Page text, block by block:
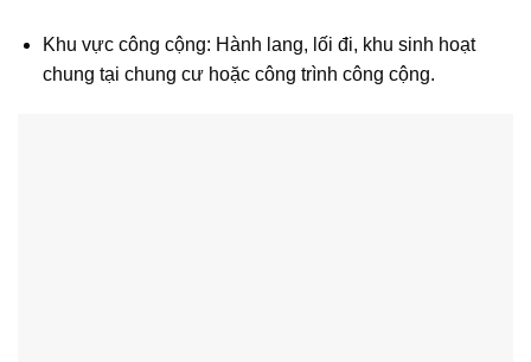
Khu vực công cộng: Hành lang, lối đi, khu sinh hoạt
chung tại chung cư hoặc công trình công cộng.